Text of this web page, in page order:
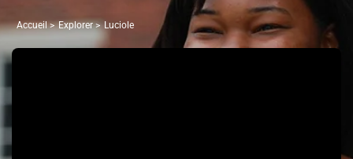
Accueil Explorer Luciole